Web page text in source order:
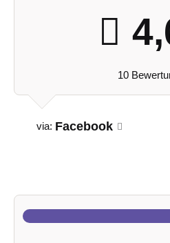
10
via: Facebook